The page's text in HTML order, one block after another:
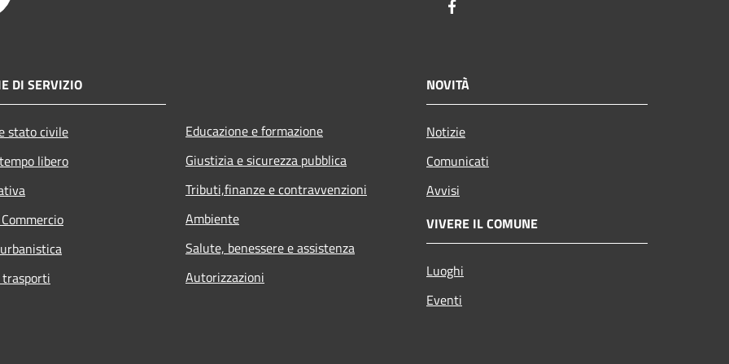
DI SERVIZIO
stato civile
libero
Educazione e formazione
Giustizia e sicurezza pubblica
Tributi,finanze e contravvenzioni
Ambiente
Salute, benessere e assistenza
Autorizzazioni
NOVITÀ
Notizie
Comunicati
Avvisi
VIVERE IL COMUNE
Luoghi
Eventi